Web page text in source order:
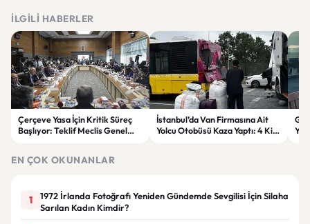
İLGILI HABERLER
Çerçeve Yasa İçin Kritik Süreç
Başlıyor: Teklif Meclis Genel
İstanbul’da Van Firmasına Ait
Yolcu Otobüsü Kaza Yaptı: 4 Kişi
EN ÇOK OKUNANLAR
1
1972 İrlanda Fotoğrafı Yeniden Gündemde Sevgilisi İçin Silaha
Sarılan Kadın Kimdir?